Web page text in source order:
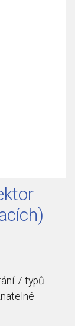
7 typů